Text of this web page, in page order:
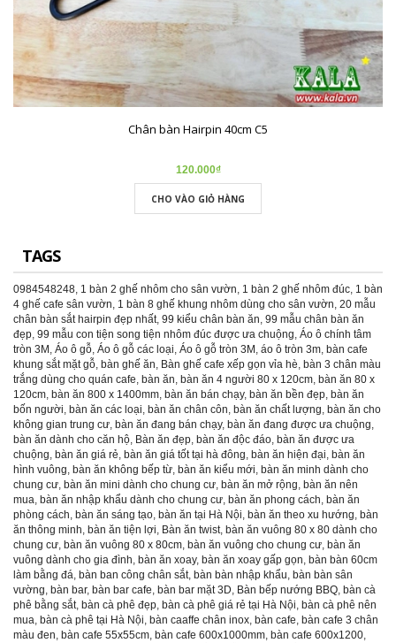
Chân bàn Hairpin 40cm C5
120.000₫
CHO VÀO GIỎ HÀNG
TAGS
0984548248, 1 bàn 2 ghế nhôm cho sân vườn, 1 bàn 2 ghế nhôm đúc, 1 bàn
4 ghế cafe sân vườn, 1 bàn 8 ghế khung nhôm dùng cho sân vườn, 20 mẫu
chân bàn sắt hairpin đẹp nhất, 99 kiểu chân bàn ăn, 99 mẫu chân bàn ăn
đẹp, 99 mẫu con tiện song tiện nhôm đúc được ưa chuộng, Áo ô chính tâm
tròn 3M , Áo ô gỗ, Áo ô gỗ các loại, Áo ô gỗ tròn 3M , áo ô tròn 3m, bàn cafe
khung sắt mặt gỗ, bàn ghế ăn, Bàn ghế cafe xếp gọn vỉa hè, bàn 3 chân màu
trắng dùng cho quán cafe, bàn ăn, bàn ăn 4 người 80 x 120cm, bàn ăn 80 x
120cm, bàn ăn 800 x 1400mm, bàn ăn bán chạy, bàn ăn bền đẹp, bàn ăn
bốn người, bàn ăn các loại, bàn ăn chân côn, bàn ăn chất lượng, bàn ăn cho
không gian trung cư, bàn ăn đang bán chạy, bàn ăn đang được ưa chuộng,
bàn ăn dành cho căn hộ, Bàn ăn đẹp, bàn ăn độc đáo, bàn ăn được ưa
chuộng, bàn ăn giá rẻ, bàn ăn giá tốt tại hà đông, bàn ăn hiện đại, bàn ăn
hình vuông, bàn ăn không bếp từ, bàn ăn kiểu mới, bàn ăn minh dành cho
chung cư, bàn ăn mini dành cho chung cư, bàn ăn mở rộng, bàn ăn nên
mua, bàn ăn nhập khẩu dành cho chung cư, bàn ăn phong cách, bàn ăn
phòng cách, bàn ăn sáng tạo, bàn ăn tại Hà Nội, bàn ăn theo xu hướng, bàn
ăn thông minh, bàn ăn tiện lợi, Bàn ăn twist, bàn ăn vuông 80 x 80 dành cho
chung cư, bàn ăn vuông 80 x 80cm, bàn ăn vuông cho chung cư, bàn ăn
vuông dành cho gia đình, bàn ăn xoay, bàn ăn xoay gấp gọn, bàn bàn 60cm
làm bằng đá, bàn ban công chân sắt, bàn bàn nhập khẩu, bàn bàn sân
vường, bàn bar, bàn bar cafe, bàn bar mặt 3D, Bàn bếp nướng BBQ, bàn cà
phê bằng sắt, bàn cà phê đẹp, bàn cà phê giá rẻ tại Hà Nội, bàn cà phê nên
mua, bàn cà phê tại Hà Nội, bàn caaffe chân inox, bàn cafe, bàn cafe 3 chân
màu đen, bàn cafe 55x55cm, bàn cafe 600x1000mm, bàn cafe 600x1200,